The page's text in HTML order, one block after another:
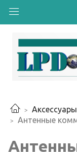
Антенные